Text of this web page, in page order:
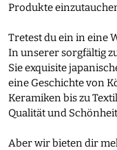
Produkte
Tretest du ein in eine
In unserer sorgfältig
Sie exquisite
eine Geschichte von
Keramiken bis zu
Qualität und
Aber wir bieten dir